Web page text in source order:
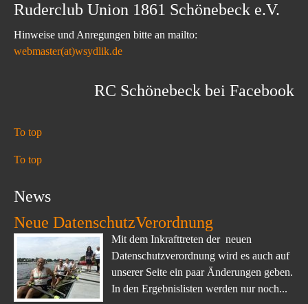
Ruderclub Union 1861 Schönebeck e.V.
Hinweise und Anregungen bitte an mailto:
webmaster(at)wsydlik.de
RC Schönebeck bei Facebook
To top
To top
News
Neue DatenschutzVerordnung
Mit dem Inkrafttreten der neuen
Datenschutzverordnung wird es auch auf
unserer Seite ein paar Änderungen geben.
In den Ergebnislisten werden nur noch...